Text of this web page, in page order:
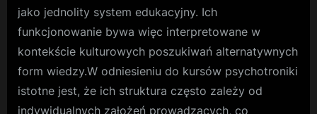
jako jednolity system edukacyjny. Ich
funkcjonowanie bywa więc interpretowane w
kontekście kulturowych poszukiwań alternatywnych
form wiedzy.W odniesieniu do kursów psychotroniki
istotne jest, że ich struktura często zależy od
indywidualnych założeń prowadzących, co